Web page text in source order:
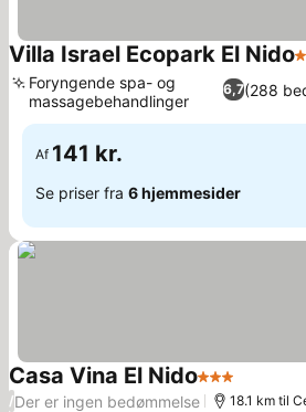
Villa Israel Ecopark El Nido
6,7(288
Foryngende spa- og
massagebehandlinger
Af 141 kr.
Se priser fra 6 hjemmesider
Casa Vina El Nido3 Stjerner
/Der er ingen bedømmelse 18.1 km til